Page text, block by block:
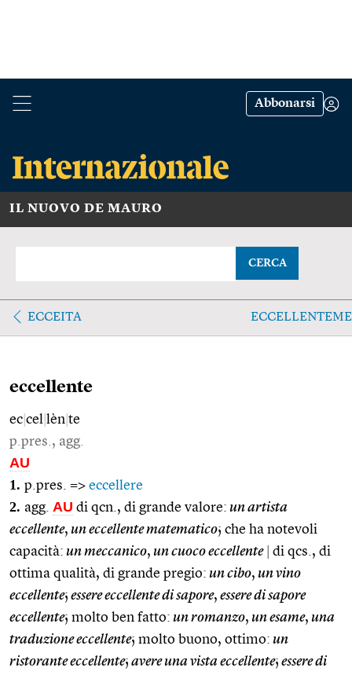
Abbonarsi
IL NUOVO DE MAURO
CERCA
ECCEITA
eccellente
ec cel lèn te
p.pres., agg.
AU
1. p.pres. => eccellere
2. agg. AU di qcn., di grande valore: un artista
eccellente, un eccellente matematico; che ha notevoli
capacità: un meccanico, un cuoco eccellente
di qcs., di
ottima qualità, di grande pregio: un cibo, un vino
eccellente; essere eccellente di sapore, essere di sapore
eccellente; molto ben fatto: un romanzo, un esame, una
traduzione eccellente; molto buono, ottimo: un
ristorante eccellente; avere una vista eccellente; essere di